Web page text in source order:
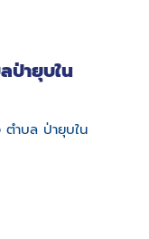
ป่ายุบใน
ำบล ป่ายุบใน